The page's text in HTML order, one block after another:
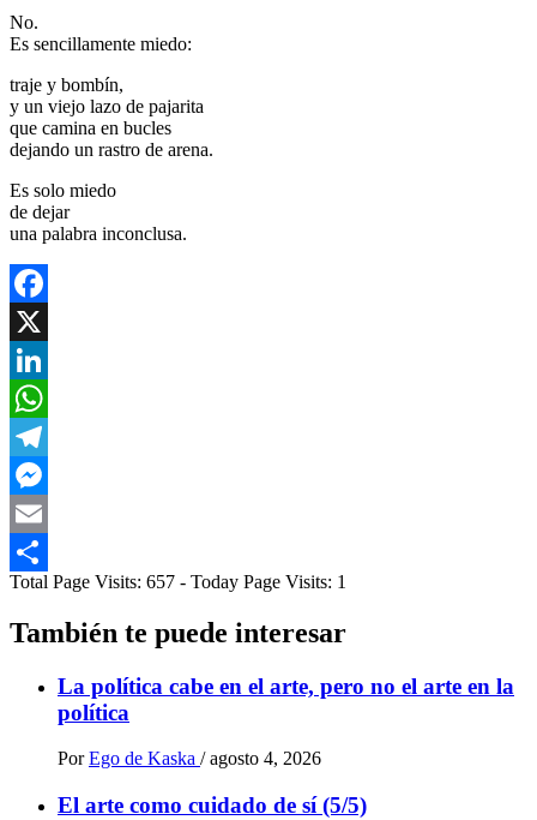
No.
Es sencillamente miedo:
traje y bombín,
y un viejo lazo de pajarita
que camina en bucles
dejando un rastro de arena.
Es solo miedo
de dejar
una palabra inconclusa.
Facebook
X
LinkedIn
WhatsApp
Telegram
Messenger
Email
Compartir
Total Page Visits: 657 - Today Page Visits: 1
También te puede interesar
La política cabe en el arte, pero no el arte en la
política
Por Ego de Kaska / agosto 4, 2026
El arte como cuidado de sí (5/5)